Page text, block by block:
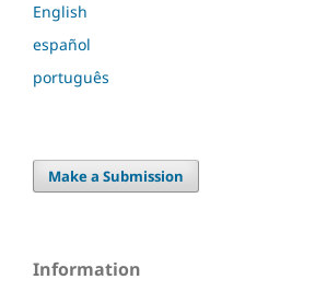
English
español
português
Make a Submission
Information